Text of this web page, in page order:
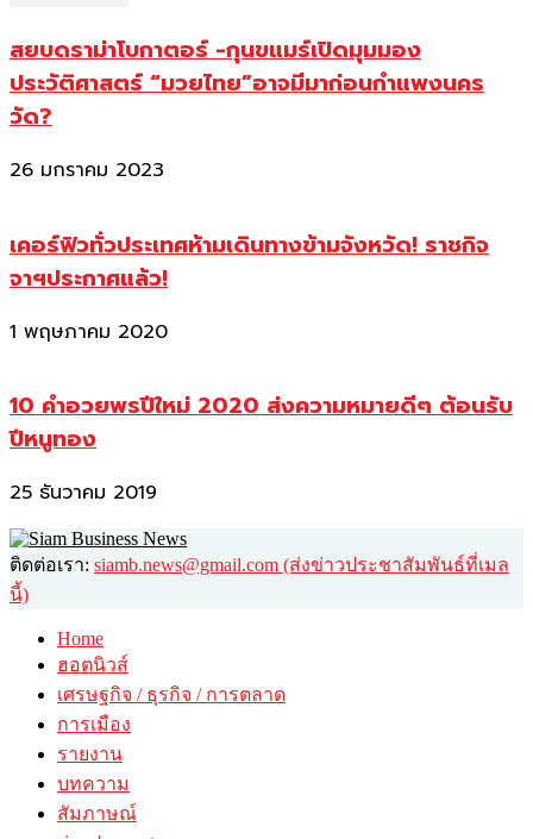
สยบดราม่าโบกาตอร์ -กุนขแมร์เปิดมุมมอง
ประวัติศาสตร์ “มวยไทย”อาจมีมาก่อนกำแพงนคร
วัด?
26 มกราคม 2023
เคอร์ฟิวทั่วประเทศห้ามเดินทางข้ามจังหวัด! ราชกิจ
จาฯประกาศแล้ว!
1 พฤษภาคม 2020
10 คำอวยพรปีใหม่ 2020 ส่งความหมายดีๆ ต้อนรับ
ปีหนูทอง
25 ธันวาคม 2019
ติดต่อเรา: siamb.news@gmail.com (ส่งข่าวประชาสัมพันธ์ที่เมล
นี้)
Home
ฮอตนิวส์
เศรษฐกิจ / ธุรกิจ / การตลาด
การเมือง
รายงาน
บทความ
สัมภาษณ์